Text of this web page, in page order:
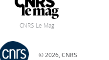
CNRS Le Mag
© 2026, CNRS